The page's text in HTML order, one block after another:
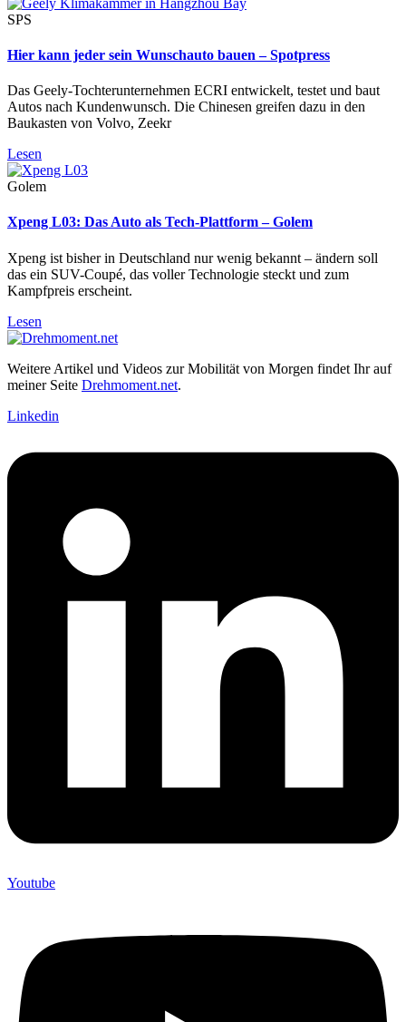
SPS
Hier kann jeder sein Wunschauto bauen – Spotpress
Das Geely-Tochterunternehmen ECRI entwickelt, testet und baut
Autos nach Kundenwunsch. Die Chinesen greifen dazu in den
Baukasten von Volvo, Zeekr
Lesen
Golem
Xpeng L03: Das Auto als Tech-Plattform – Golem
Xpeng ist bisher in Deutschland nur wenig bekannt – ändern soll
das ein SUV-Coupé, das voller Technologie steckt und zum
Kampfpreis erscheint.
Lesen
Weitere Artikel und Videos zur Mobilität von Morgen findet Ihr auf
meiner Seite Drehmoment.net.
Linkedin
Youtube